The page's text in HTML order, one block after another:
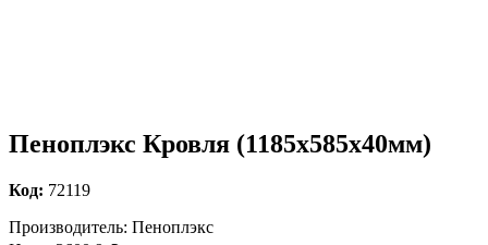
Пеноплэкс Кровля (1185х585х40мм)
Код: 72119
Производитель: Пеноплэкс